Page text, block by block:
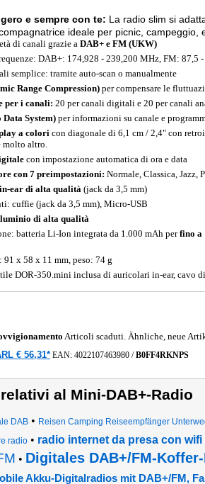
e sempre con te: La radio slim si
ideale per picnic, campeggio,
di canali grazie a DAB+ e FM (UKW)
DAB+: 174,928 - 239,200 MHz, FM: 87,5
semplice: tramite auto-scan o manualmente
Range Compression) per compensare le
per i canali: 20 per canali digitali e 20 per canali
Data System) per informazioni su canale e
a colori con diagonale di 6,1 cm / 2,4" con
molto altro.
con impostazione automatica di ora e data
con 7 preimpostazioni: Normale, Classica, Jazz,
ear di alta qualità (jack da 3,5 mm)
cuffie (jack da 3,5 mm), Micro-USB
di alta qualità
batteria Li-Ion integrata da 1.000 mAh perfino a
x 58 x 11 mm, peso: 74 g
DOR-350.mini inclusa di auricolari in-ear, cavo
Articoli scaduti. Ähnliche, neue
€ 56,31* EAN: 4022107463980 /B0FF4RKNPS
al Mini-DAB+-Radio
DAB • Reisen Camping Reiseempfänger
radio• radio internet da presa con wifi
• Digitales DAB+/FM-
Akku-Digitalradios mit DAB+/FM,